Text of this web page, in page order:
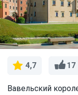
4,7 17
Вавельский